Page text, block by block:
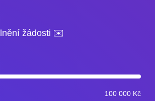
žádosti ✉️
100 000 Kč